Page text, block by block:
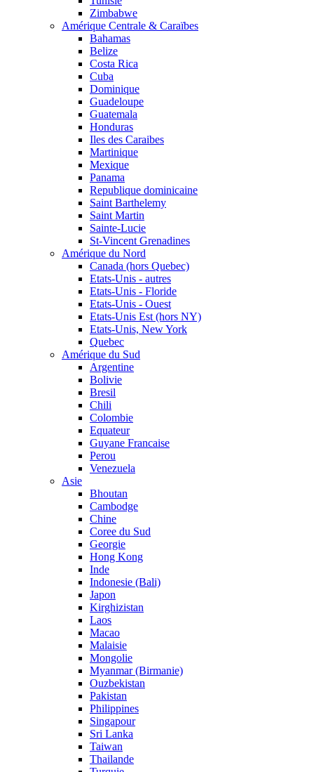
Zimbabwe
Amérique Centrale & Caraïbes
Bahamas
Belize
Costa Rica
Cuba
Dominique
Guadeloupe
Guatemala
Honduras
Iles des Caraibes
Martinique
Mexique
Panama
Republique dominicaine
Saint Barthelemy
Saint Martin
Sainte-Lucie
St-Vincent Grenadines
Amérique du Nord
Canada (hors Quebec)
Etats-Unis - autres
Etats-Unis - Floride
Etats-Unis - Ouest
Etats-Unis Est (hors NY)
Etats-Unis, New York
Quebec
Amérique du Sud
Argentine
Bolivie
Bresil
Chili
Colombie
Equateur
Guyane Francaise
Perou
Venezuela
Asie
Bhoutan
Cambodge
Chine
Coree du Sud
Georgie
Hong Kong
Inde
Indonesie (Bali)
Japon
Kirghizistan
Laos
Macao
Malaisie
Mongolie
Myanmar (Birmanie)
Ouzbekistan
Pakistan
Philippines
Singapour
Sri Lanka
Taiwan
Thailande